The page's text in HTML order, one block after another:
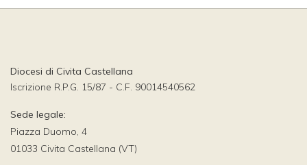
Diocesi di Civita Castellana
Iscrizione R.P.G. 15/87 - C.F. 90014540562
Sede legale:
Piazza Duomo, 4
01033 Civita Castellana (VT)